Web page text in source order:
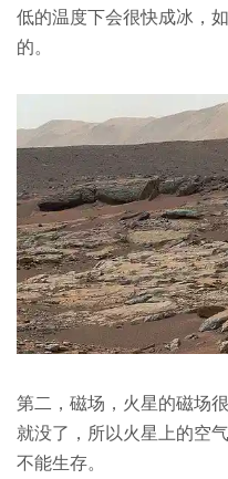
低的温度下会很快成冰，
的。
第二，磁场，火星的磁场
就没了，所以火星上的空
不能生存。